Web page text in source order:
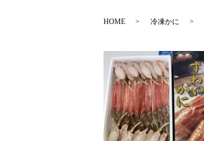
HOME 冷凍かに